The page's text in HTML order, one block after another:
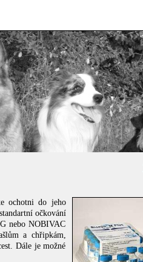
ochotni do jeho
očkování
nebo NOBIVAC
a chřipkám,
Dále je možné